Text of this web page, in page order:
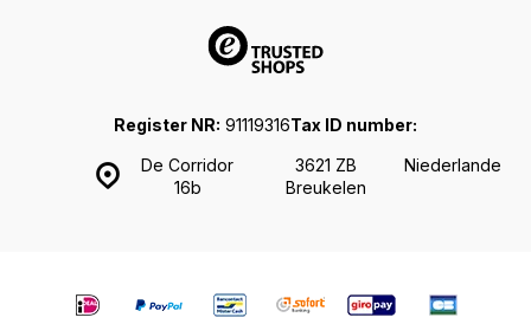
De Corridor
16b
3621 ZB
Breukelen
Niederlande
Register NR: 91119316Tax ID number: